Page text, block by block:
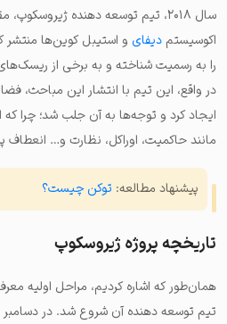
سال ۲۰۱۸، تیم توسعه دهنده
اکوسیستم دیفای و استیبل کوین‌ها منتشر
را به رسمیت شناخته و به برخی از
در واقع، این تیم با انتشار این مباحث،
ایجاد کرد و توجه‌ها به آن جلب شد؛ چرا که
مانند حاکمیت، اوراکل، نظارت و… انعطاف
پیشنهاد مطالعه:‌ توکن چیست؟
تاریخچه پروژه ژیروسکوپ
تیم توسعه دهنده آن شروع شد. در دسامبر ۲۰۲۰،